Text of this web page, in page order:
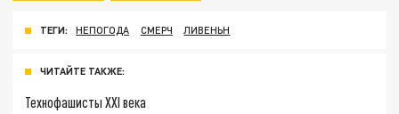
ТЕГИ: НЕПОГОДА СМЕРЧ ЛИВЕНЬН
ЧИТАЙТЕ ТАКЖЕ:
Технофашисты XXI века